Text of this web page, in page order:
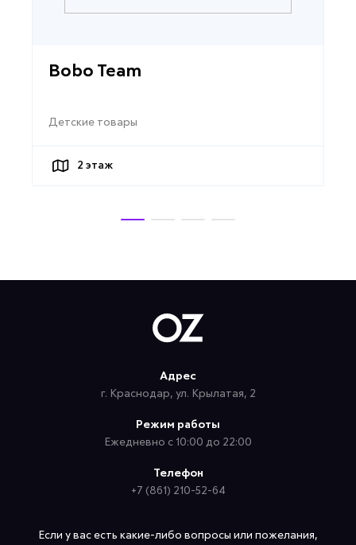
Bobo Team
Детские товары
2 этаж
Адрес
г. Краснодар, ул. Крылатая, 2
Режим работы
Ежедневно с 10:00 до 22:00
Телефон
+7 (861) 210-52-64
Если у вас есть какие-либо вопросы или пожелания,